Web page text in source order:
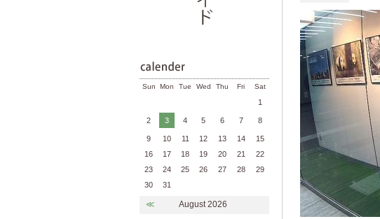
Sun Mon Tue Wed Thu Fri Sat
1
2 3 4 5 6 7 8
9 10 11 12 13 14
15
16
17 18 19 20 21
22
23
24 25 26 27 28
29
30
31
≪ August 2026